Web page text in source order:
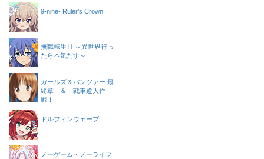
9-nine- Ruler’s Crown
無職転生Ⅲ ～異世界行っ
たら本気だす～
ガールズ＆パンツァー 最
終章 ＆ 戦車道大作
戦！
ドルフィンウェーブ
ノーゲーム・ノーライフ